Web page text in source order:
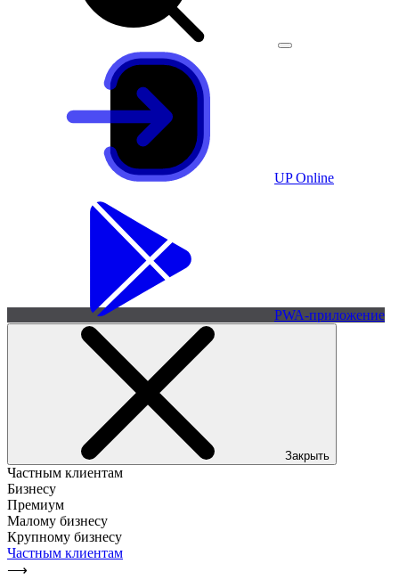
UP Online
PWA-приложение
Закрыть
Частным клиентам
Бизнесу
Премиум
Малому бизнесу
Крупному бизнесу
Частным клиентам
⟶